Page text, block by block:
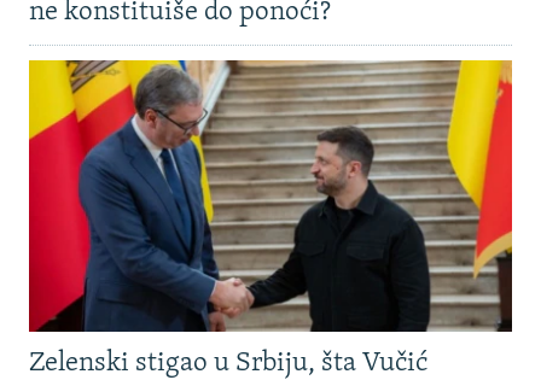
ne konstituiše do ponoći?
Zelenski stigao u Srbiju, šta Vučić